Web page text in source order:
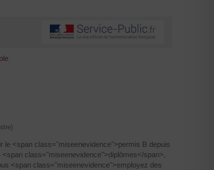
le <span class="miseenevidence">permis B depuis
class="miseenevidence">diplômes</span>,
<span class="miseenevidence">employez des